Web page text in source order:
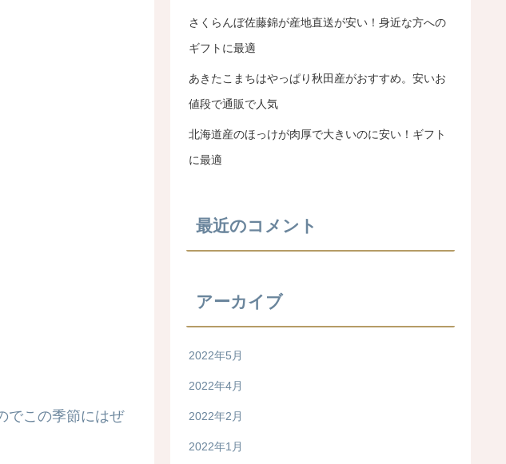
でこの季節にはぜ
さくらんぼ佐藤錦が産地直送が安い！身近な方への
ギフトに最適
あきたこまちはやっぱり秋田産がおすすめ。安いお
値段で通販で人気
北海道産のほっけが肉厚で大きいのに安い！ギフト
に最適
最近のコメント
アーカイブ
2022年5月
2022年4月
2022年2月
2022年1月